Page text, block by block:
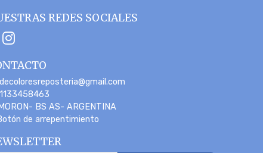
REDES SOCIALES
decoloresreposteria@gmail.com
1133458463
MORON- BS AS- ARGENTINA
de arrepentimiento